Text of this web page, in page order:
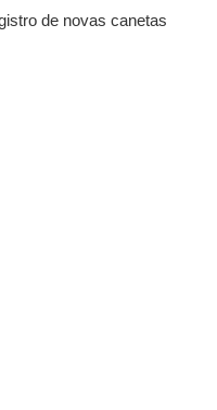
de novas canetas